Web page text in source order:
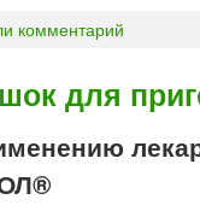
комментарий
для